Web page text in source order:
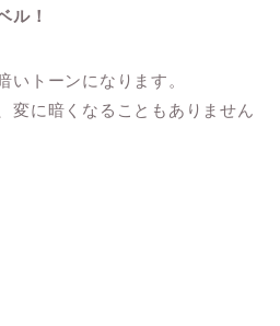
ル！
いトーンになります。
変に暗くなることもありません